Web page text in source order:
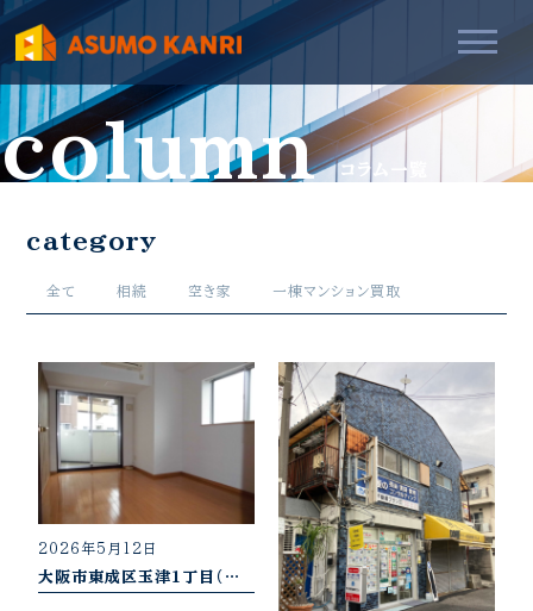
column コラム一覧
category
全て 相続 空き家 一棟マンション買取
2026年5月12日
大阪市東成区玉津1丁目（H30.7売却御礼）区分マンション